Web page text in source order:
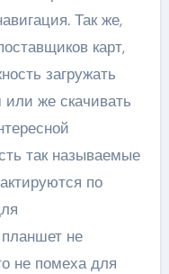
Так же,
карт,
загружать
же скачивать
так называемые
по
не
не помеха для